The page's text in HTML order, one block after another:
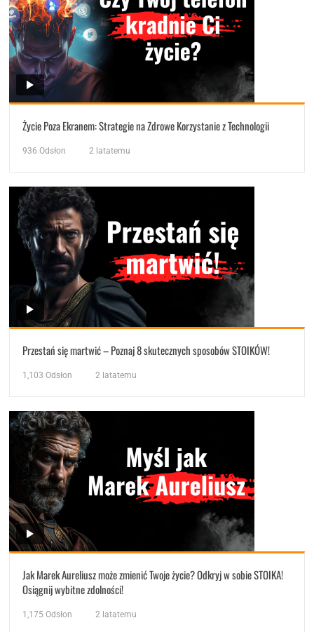
Życie Poza Ekranem: Strategie na Zdrowe Korzystanie z Technologii
936 Odsłon 2 latatemu
Przestań się martwić – Poznaj 8 skutecznych sposobów STOIKÓW!
1,103 Odsłon 2 latatemu
Jak Marek Aureliusz może zmienić Twoje życie? Odkryj w sobie STOIKA!
Osiągnij wybitne zdolności!
1,175 Odsłon 2 latatemu